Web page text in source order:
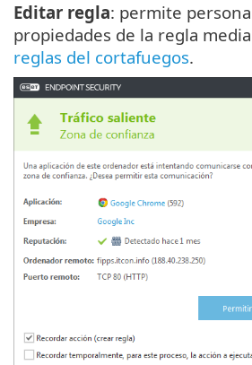
Editar regla: permite
propiedades de la regla
reglas del cortafuegos.